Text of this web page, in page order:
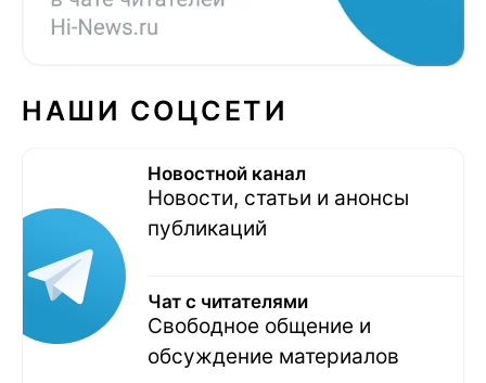
НАШИ СОЦСЕТИ
Новостной канал
Новости, статьи и анонсы
публикаций
Чат с читателями
Свободное общение и
обсуждение материалов